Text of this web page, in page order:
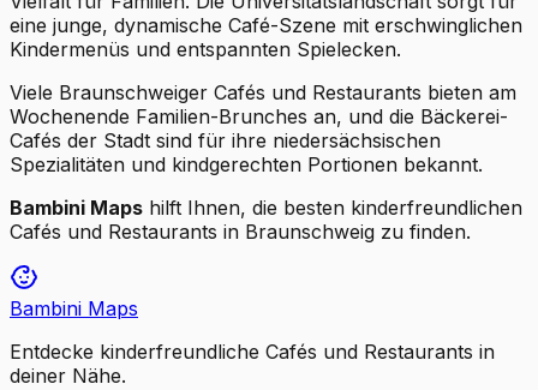
eine junge, dynamische Café-Szene mit erschwinglichen
Kindermenüs und entspannten Spielecken.
Viele Braunschweiger Cafés und Restaurants bieten am
Wochenende Familien-Brunches an, und die Bäckerei-
Cafés der Stadt sind für ihre niedersächsischen
Spezialitäten und kindgerechten Portionen bekannt.
Bambini Maps hilft Ihnen, die besten kinderfreundlichen
Cafés und Restaurants in Braunschweig zu finden.
Bambini Maps
Entdecke kinderfreundliche Cafés und Restaurants in
deiner Nähe.